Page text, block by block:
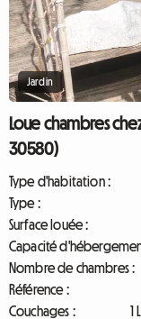
Jardin
Loue chambres
30580)
Type d'habitation :
Type :
Surface louée :
Capacité
Nombre de chambres :
Référence :
Couchages :
1